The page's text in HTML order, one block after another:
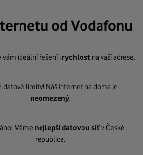
od Vodafonu
vám ideální řešení i rychlost na vaší adrese.
datové limity! Náš internet na doma je
neomezený.
Máme nejlepší datovou síťv České
republice.